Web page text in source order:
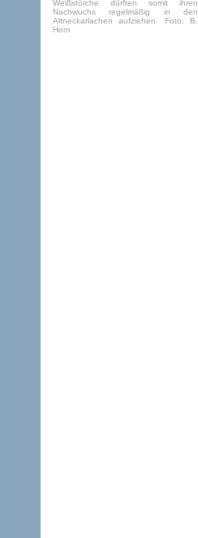
Weißstörche dürften somit ihren
Nachwuchs regelmäßig in den
Altneckarlachen aufziehen. Foto: B.
Horn